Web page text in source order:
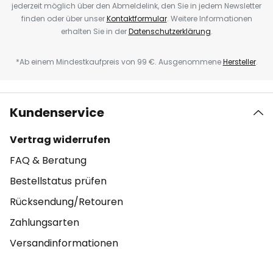
jederzeit möglich über den Abmeldelink, den Sie in jedem Newsletter
finden oder über unserKontaktformular. Weitere Informationen
erhalten Sie in derDatenschutzerklärung.
*Ab einem Mindestkaufpreis von 99 €. AusgenommeneHersteller.
Kundenservice
Vertrag widerrufen
FAQ & Beratung
Bestellstatus prüfen
Rücksendung/Retouren
Zahlungsarten
Versandinformationen